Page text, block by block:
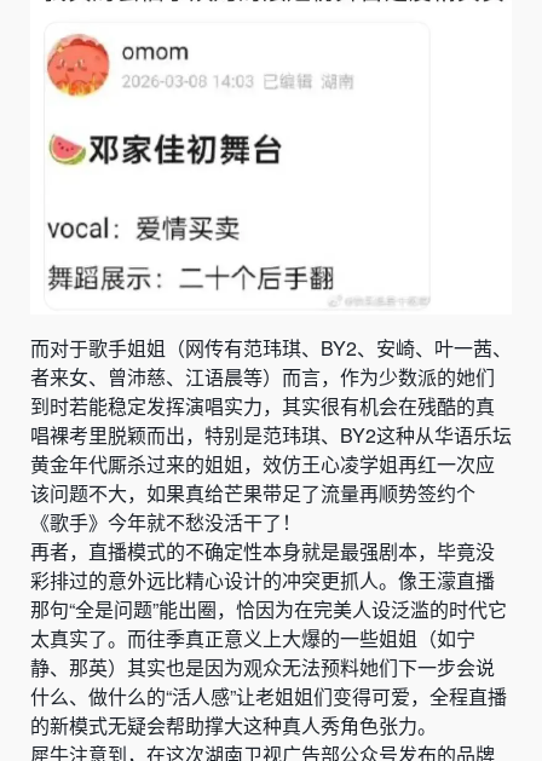
而对于歌手姐姐（网传有范玮琪、BY2、安崎、叶一茜、
者来女、曾沛慈、江语晨等）而言，作为少数派的她们
到时若能稳定发挥演唱实力，其实很有机会在残酷的真
唱裸考里脱颖而出，特别是范玮琪、BY2这种从华语乐坛
黄金年代厮杀过来的姐姐，效仿王心凌学姐再红一次应
该问题不大，如果真给芒果带足了流量再顺势签约个
《歌手》今年就不愁没活干了！
再者，直播模式的不确定性本身就是最强剧本，毕竟没
彩排过的意外远比精心设计的冲突更抓人。像王濛直播
那句“全是问题”能出圈，恰因为在完美人设泛滥的时代它
太真实了。而往季真正意义上大爆的一些姐姐（如宁
静、那英）其实也是因为观众无法预料她们下一步会说
什么、做什么的“活人感”让老姐姐们变得可爱，全程直播
的新模式无疑会帮助撑大这种真人秀角色张力。
犀牛注意到，在这次湖南卫视广告部公众号发布的品牌